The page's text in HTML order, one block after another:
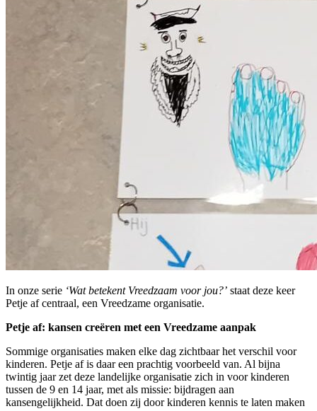
In onze serie ‘Wat betekent Vreedzaam voor jou?’ staat deze keer
Petje af centraal, een Vreedzame organisatie.
Petje af: kansen creëren met een Vreedzame aanpak
Sommige organisaties maken elke dag zichtbaar het verschil voor
kinderen. Petje af is daar een prachtig voorbeeld van. Al bijna
twintig jaar zet deze landelijke organisatie zich in voor kinderen
tussen de 9 en 14 jaar, met als missie: bijdragen aan
kansengelijkheid. Dat doen zij door kinderen kennis te laten maken